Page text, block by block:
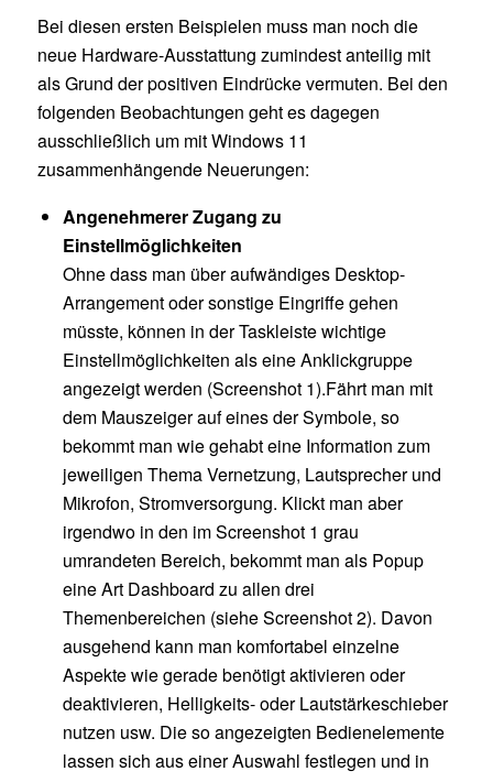
Bei diesen ersten Beispielen muss man noch die
neue Hardware-Ausstattung zumindest anteilig mit
als Grund der positiven Eindrücke vermuten. Bei den
folgenden Beobachtungen geht es dagegen
ausschließlich um mit Windows 11
zusammenhängende Neuerungen:
Angenehmerer Zugang zu
Einstellmöglichkeiten
Ohne dass man über aufwändiges Desktop-
Arrangement oder sonstige Eingriffe gehen
müsste, können in der Taskleiste wichtige
Einstellmöglichkeiten als eine Anklickgruppe
angezeigt werden (Screenshot 1).Fährt man mit
dem Mauszeiger auf eines der Symbole, so
bekommt man wie gehabt eine Information zum
jeweiligen Thema Vernetzung, Lautsprecher und
Mikrofon, Stromversorgung. Klickt man aber
irgendwo in den im Screenshot 1 grau
umrandeten Bereich, bekommt man als Popup
eine Art Dashboard zu allen drei
Themenbereichen (siehe Screenshot 2). Davon
ausgehend kann man komfortabel einzelne
Aspekte wie gerade benötigt aktivieren oder
deaktivieren, Helligkeits- oder Lautstärkeschieber
nutzen usw. Die so angezeigten Bedienelemente
lassen sich aus einer Auswahl festlegen und in